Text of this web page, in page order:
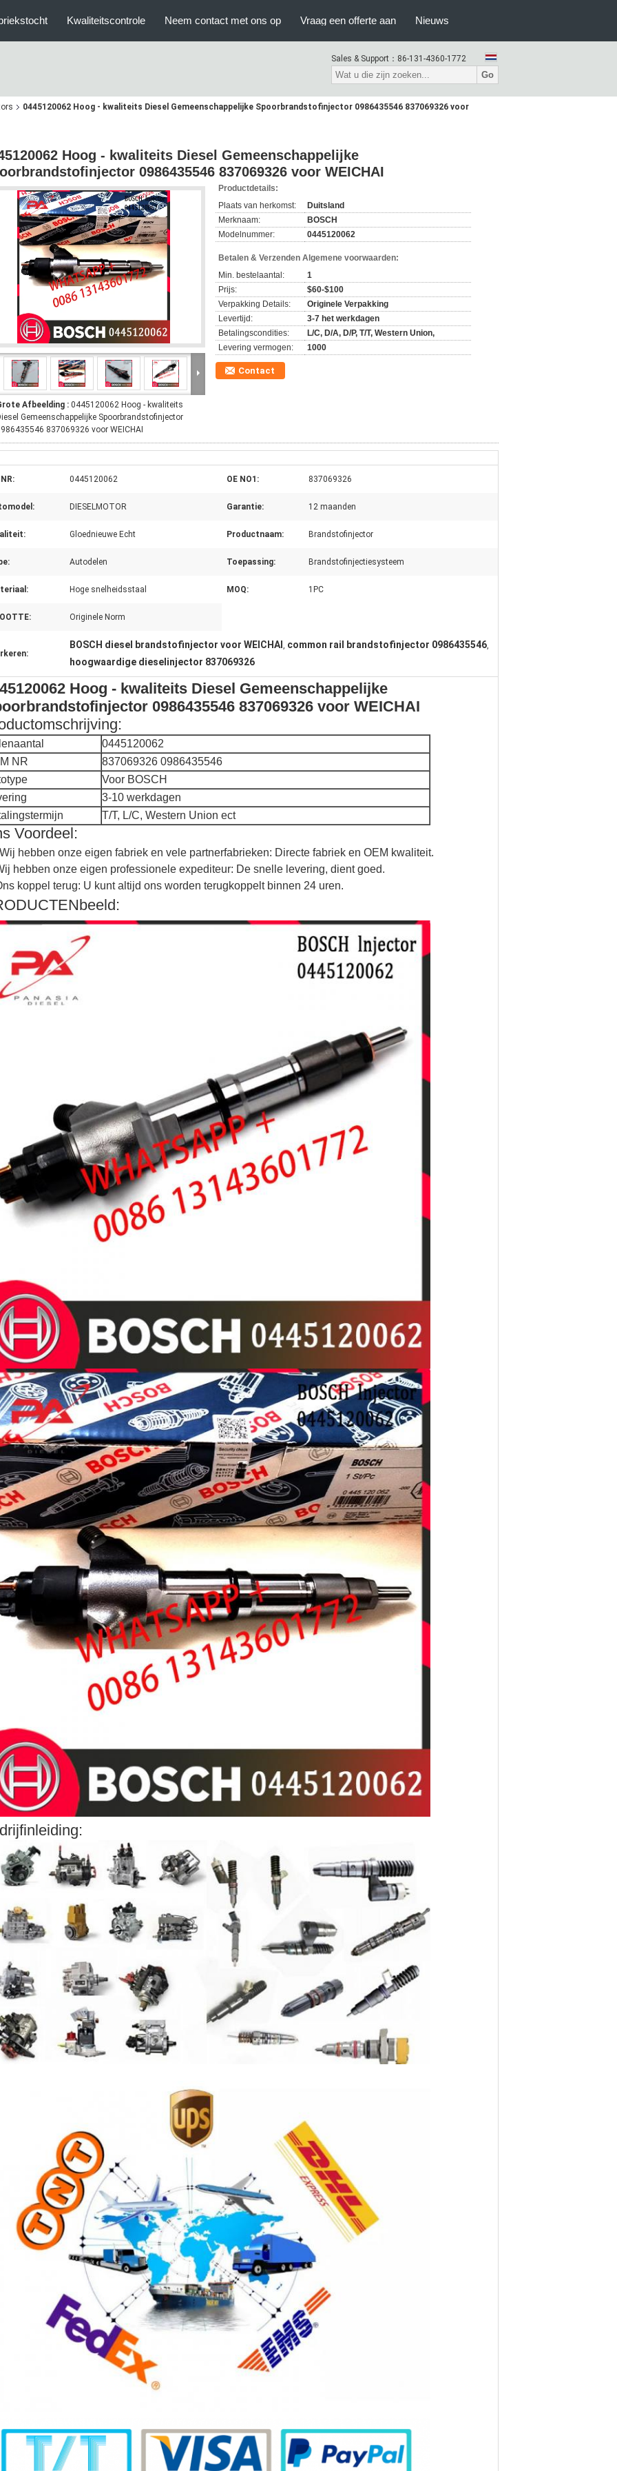
Kwaliteitscontrole Neem contact met ons op Vraag een offerte aan Nieuws
Sales & Support： 86-131-4360-1772
Go
0445120062 Hoog - kwaliteits Diesel Gemeenschappelijke Spoorbrandstofinjector 0986435546 837069326 voor
Hoog - kwaliteits Diesel Gemeenschappelijke
0986435546 837069326 voor WEICHAI
Afbeelding : 0445120062 Hoog - kwaliteits
Gemeenschappelijke Spoorbrandstofinjector
837069326 voor WEICHAI
Productdetails:
Plaats van herkomst:
Duitsland
Merknaam:
BOSCH
Modelnummer:
0445120062
Betalen & Verzenden Algemene voorwaarden:
Min. bestelaantal:
1
Prijs:
$60-$100
Verpakking Details:
Originele Verpakking
Levertijd:
3-7 het werkdagen
Betalingscondities:
L/C, D/A, D/P, T/T, Western Union,
Levering vermogen:
1000
Contact
0445120062 OE NO1: 837069326
DIESELMOTOR Garantie: 12 maanden
Gloednieuwe Echt Productnaam: Brandstofinjector
Autodelen Toepassing: Brandstofinjectiesysteem
Hoge snelheidsstaal MOQ: 1PC
Originele Norm
BOSCH diesel brandstofinjector voor WEICHAI , common rail brandstofinjector 0986435546,
hoogwaardige dieselinjector 837069326
Hoog - kwaliteits Diesel Gemeenschappelijke
0986435546 837069326 voor WEICHAI
0445120062
NR
837069326 0986435546
Voor BOSCH
3-10 werkdagen
T/T, L/C, Western Union ect
Voordeel:
Wij hebben onze eigen fabriek en vele partnerfabrieken: Directe fabriek en OEM kwaliteit.
hebben onze eigen professionele expediteur: De snelle levering, dient goed.
koppel terug: U kunt altijd ons worden terugkoppelt binnen 24 uren.